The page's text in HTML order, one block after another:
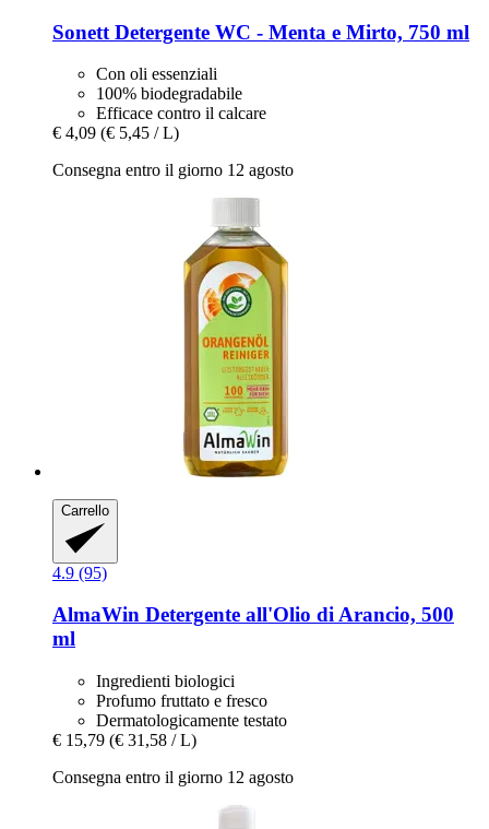
Sonett Detergente WC -​ Menta e Mirto, 750 ml
Con oli essenziali
100% biodegradabile
Efficace contro il calcare
€ 4,09 (€ 5,45 / L)
Consegna entro il giorno 12 agosto
Carrello
4.9 (95)
AlmaWin Detergente all'Olio di Arancio, 500
ml
Ingredienti biologici
Profumo fruttato e fresco
Dermatologicamente testato
€ 15,79 (€ 31,58 / L)
Consegna entro il giorno 12 agosto